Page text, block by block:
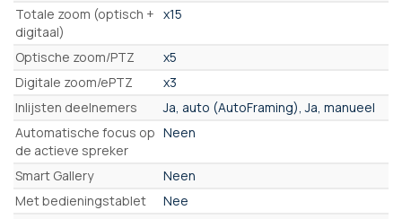
Totale zoom (optisch +
digitaal)
x15
Optische zoom/PTZ
x5
Digitale zoom/ePTZ
x3
Inlijsten deelnemers
Ja, auto (AutoFraming), Ja, manueel
Automatische focus op
de actieve spreker
Neen
Smart Gallery
Neen
Met bedieningstablet
Nee